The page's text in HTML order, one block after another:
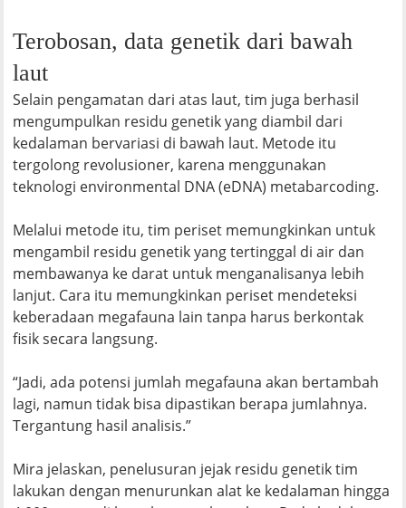
Terobosan, data genetik dari bawah
laut
Selain pengamatan dari atas laut, tim juga berhasil
mengumpulkan residu genetik yang diambil dari
kedalaman bervariasi di bawah laut. Metode itu
tergolong revolusioner, karena menggunakan
teknologi environmental DNA (eDNA) metabarcoding.
Melalui metode itu, tim periset memungkinkan untuk
mengambil residu genetik yang tertinggal di air dan
membawanya ke darat untuk menganalisanya lebih
lanjut. Cara itu memungkinkan periset mendeteksi
keberadaan megafauna lain tanpa harus berkontak
fisik secara langsung.
“Jadi, ada potensi jumlah megafauna akan bertambah
lagi, namun tidak bisa dipastikan berapa jumlahnya.
Tergantung hasil analisis.”
Mira jelaskan, penelusuran jejak residu genetik tim
lakukan dengan menurunkan alat ke kedalaman hingga